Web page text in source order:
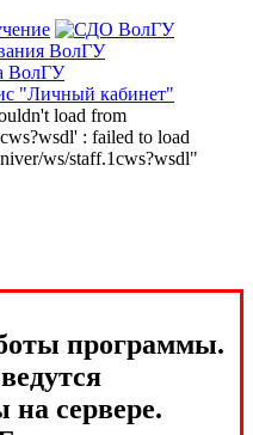
ВолГУ
ВолГУ
"Личный кабинет"
load from
: failed to load
ws/staff.1cws?wsdl"
программы.
на сервере.